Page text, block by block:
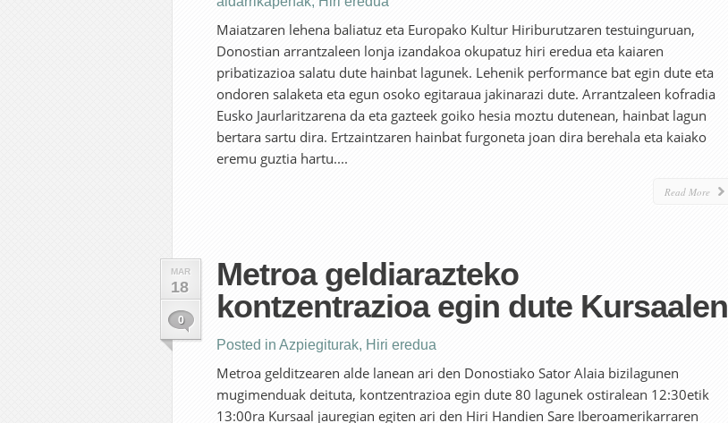
Maiatzaren lehena baliatuz eta Europako Kultur Hiriburutzaren testuinguruan,
Donostian arrantzaleen lonja izandakoa okupatuz hiri eredua eta kaiaren
pribatizazioa salatu dute hainbat lagunek. Lehenik performance bat egin dute eta
ondoren salaketa eta egun osoko egitaraua jakinarazi dute. Arrantzaleen kofradia
Eusko Jaurlaritzarena da eta gazteek goiko hesia moztu dutenean, hainbat lagun
bertara sartu dira. Ertzaintzaren hainbat furgoneta joan dira berehala eta kaiako
eremu guztia hartu....
Read More
MAR
18
0
Metroa geldiarazteko
kontzentrazioa egin dute Kursaalen
Posted in Azpiegiturak, Hiri eredua
Metroa gelditzearen alde lanean ari den Donostiako Sator Alaia bizilagunen
mugimenduak deituta, kontzentrazioa egin dute 80 lagunek ostiralean 12:30etik
13:00ra Kursaal jauregian egiten ari den Hiri Handien Sare Iberoamerikarraren